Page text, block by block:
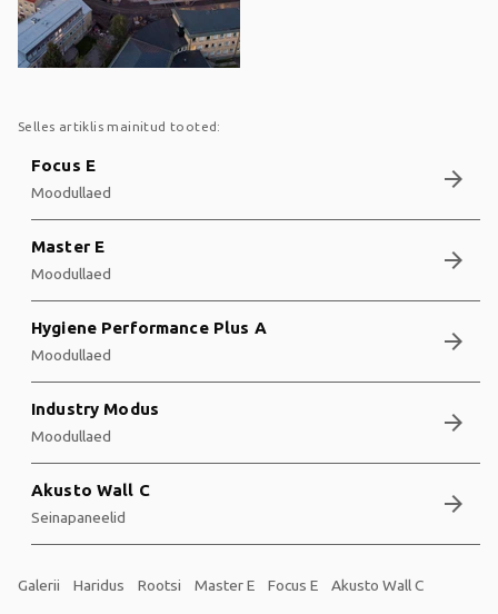
Selles artiklis mainitud tooted:
Focus E
Moodullaed arrow_forward
Master E
Moodullaed arrow_forward
Hygiene Performance Plus A
Moodullaed arrow_forward
Industry Modus
Moodullaed arrow_forward
Akusto Wall C
Seinapaneelid arrow_forward
Galerii Haridus Rootsi Master E Focus E Akusto Wall C